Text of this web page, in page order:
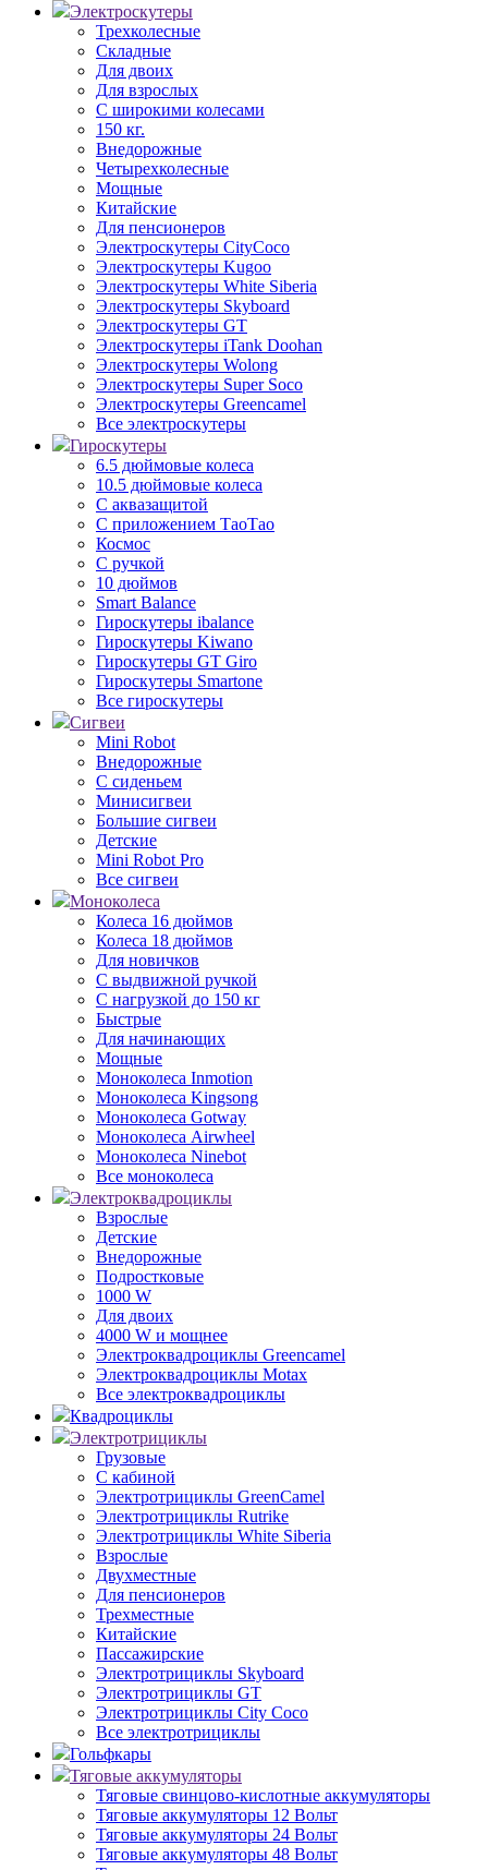
Электроскутеры
Трехколесные
Складные
Для двоих
Для взрослых
С широкими колесами
150 кг.
Внедорожные
Четырехколесные
Мощные
Китайские
Для пенсионеров
Электроскутеры CityCoco
Электроскутеры Kugoo
Электроскутеры White Siberia
Электроскутеры Skyboard
Электроскутеры GT
Электроскутеры iTank Doohan
Электроскутеры Wolong
Электроскутеры Super Soco
Электроскутеры Greencamel
Все электроскутеры
Гироскутеры
6.5 дюймовые колеса
10.5 дюймовые колеса
С аквазащитой
С приложением ТаоТао
Космос
С ручкой
10 дюймов
Smart Balance
Гироскутеры ibalance
Гироскутеры Kiwano
Гироскутеры GT Giro
Гироскутеры Smartone
Все гироскутеры
Сигвеи
Mini Robot
Внедорожные
С сиденьем
Минисигвеи
Большие сигвеи
Детские
Mini Robot Pro
Все сигвеи
Моноколеса
Колеса 16 дюймов
Колеса 18 дюймов
Для новичков
С выдвижной ручкой
С нагрузкой до 150 кг
Быстрые
Для начинающих
Мощные
Моноколеса Inmotion
Моноколеса Kingsong
Моноколеса Gotway
Моноколеса Airwheel
Моноколеса Ninebot
Все моноколеса
Электроквадроциклы
Взрослые
Детские
Внедорожные
Подростковые
1000 W
Для двоих
4000 W и мощнее
Электроквадроциклы Greencamel
Электроквадроциклы Motax
Все электроквадроциклы
Квадроциклы
Электротрициклы
Грузовые
С кабиной
Электротрициклы GreenCamel
Электротрициклы Rutrike
Электротрициклы White Siberia
Взрослые
Двухместные
Для пенсионеров
Трехместные
Китайские
Пассажирские
Электротрициклы Skyboard
Электротрициклы GT
Электротрициклы City Coco
Все электротрициклы
Гольфкары
Тяговые аккумуляторы
Тяговые свинцово-кислотные аккумуляторы
Тяговые аккумуляторы 12 Вольт
Тяговые аккумуляторы 24 Вольт
Тяговые аккумуляторы 48 Вольт